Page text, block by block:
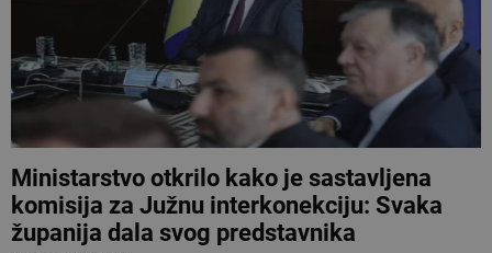
Ministarstvo otkrilo kako je sastavljena
komisija za Južnu interkonekciju: Svaka
županija dala svog predstavnika